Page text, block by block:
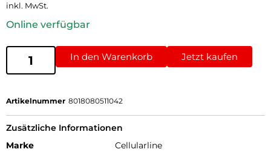
inkl. MwSt.
Online verfügbar
In den Warenkorb Jetzt kaufen
Artikelnummer 8018080511042
Zusätzliche Informationen
Marke
Cellularline